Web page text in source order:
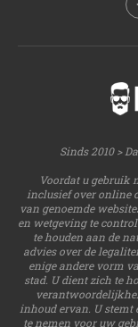
Sinds 2010 >
Voordat u gebruik
inclusief over online
van genoemde
en wetgeving te
te houden aan de
advies over de
enige andere vorm
stad. U dient zich te
inhoud ervan. U stemt
te nemen voor uw